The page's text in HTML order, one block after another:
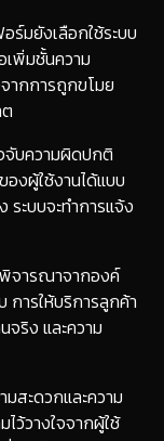
มยังเลือกใช้ระบบ
พิ่มชั้นความ
ากการถูกขโมย
จับความผิดปกติ
งผู้ใช้งานได้แบบ
ระบบจะทำการแจ้ง
พิจารณาจากองค์
การให้บริการลูกค้า
ริง และความ
สะดวกและความ
ว้วางใจจากผู้ใช้